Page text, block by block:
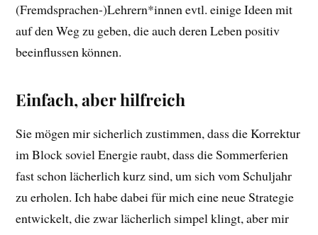
(Fremdsprachen-)Lehrern*innen evtl. einige Ideen mit
auf den Weg zu geben, die auch deren Leben positiv
beeinflussen können.
Einfach, aber hilfreich
Sie mögen mir sicherlich zustimmen, dass die Korrektur
im Block soviel Energie raubt, dass die Sommerferien
fast schon lächerlich kurz sind, um sich vom Schuljahr
zu erholen. Ich habe dabei für mich eine neue Strategie
entwickelt, die zwar lächerlich simpel klingt, aber mir